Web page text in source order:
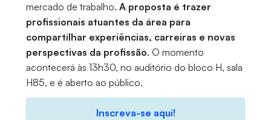
mercado de trabalho. A proposta é trazer
profissionais atuantes da área para
compartilhar experiências, carreiras e novas
perspectivas da profissão. O momento
acontecerá às 13h30, no auditório do bloco H, sala
H85, e é aberto ao público.
Inscreva-se aqui!